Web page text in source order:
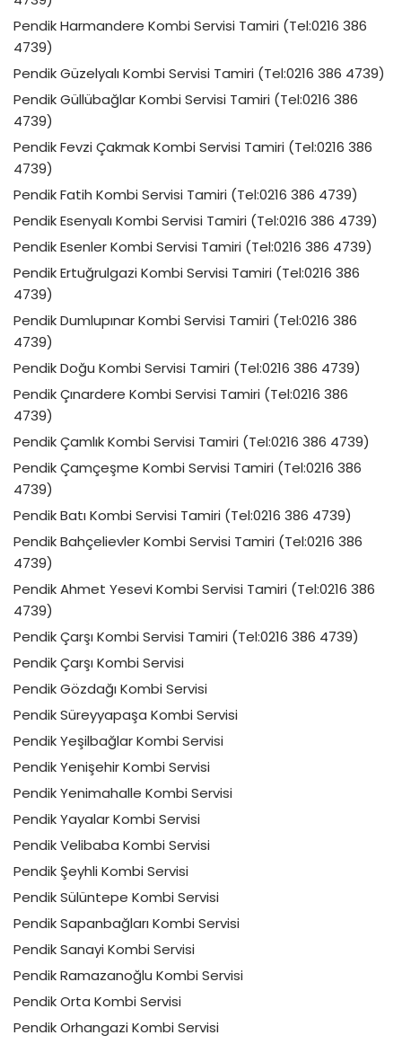
Pendik Harmandere Kombi Servisi Tamiri (Tel:0216 386
4739)
Pendik Güzelyalı Kombi Servisi Tamiri (Tel:0216 386 4739)
Pendik Güllübağlar Kombi Servisi Tamiri (Tel:0216 386
4739)
Pendik Fevzi Çakmak Kombi Servisi Tamiri (Tel:0216 386
4739)
Pendik Fatih Kombi Servisi Tamiri (Tel:0216 386 4739)
Pendik Esenyalı Kombi Servisi Tamiri (Tel:0216 386 4739)
Pendik Esenler Kombi Servisi Tamiri (Tel:0216 386 4739)
Pendik Ertuğrulgazi Kombi Servisi Tamiri (Tel:0216 386
4739)
Pendik Dumlupınar Kombi Servisi Tamiri (Tel:0216 386
4739)
Pendik Doğu Kombi Servisi Tamiri (Tel:0216 386 4739)
Pendik Çınardere Kombi Servisi Tamiri (Tel:0216 386
4739)
Pendik Çamlık Kombi Servisi Tamiri (Tel:0216 386 4739)
Pendik Çamçeşme Kombi Servisi Tamiri (Tel:0216 386
4739)
Pendik Batı Kombi Servisi Tamiri (Tel:0216 386 4739)
Pendik Bahçelievler Kombi Servisi Tamiri (Tel:0216 386
4739)
Pendik Ahmet Yesevi Kombi Servisi Tamiri (Tel:0216 386
4739)
Pendik Çarşı Kombi Servisi Tamiri (Tel:0216 386 4739)
Pendik Çarşı Kombi Servisi
Pendik Gözdağı Kombi Servisi
Pendik Süreyyapaşa Kombi Servisi
Pendik Yeşilbağlar Kombi Servisi
Pendik Yenişehir Kombi Servisi
Pendik Yenimahalle Kombi Servisi
Pendik Yayalar Kombi Servisi
Pendik Velibaba Kombi Servisi
Pendik Şeyhli Kombi Servisi
Pendik Sülüntepe Kombi Servisi
Pendik Sapanbağları Kombi Servisi
Pendik Sanayi Kombi Servisi
Pendik Ramazanoğlu Kombi Servisi
Pendik Orta Kombi Servisi
Pendik Orhangazi Kombi Servisi